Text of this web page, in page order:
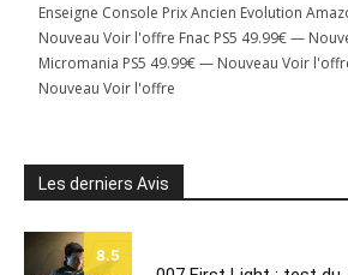
Enseigne Console Prix Ancien Evolution
Nouveau Voir l'offre Fnac PS5 49.99€ —
Micromania PS5 49.99€ — Nouveau Voir
Nouveau Voir l'offre
Les derniers Avis
8.5